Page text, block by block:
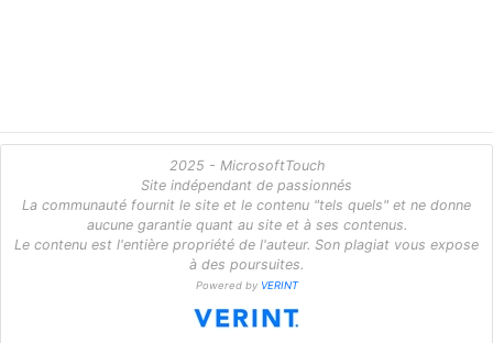
2025 - MicrosoftTouch
Site indépendant de passionnés
La communauté fournit le site et le contenu "tels quels" et ne donne
aucune garantie quant au site et à ses contenus.
Le contenu est l'entière propriété de l'auteur. Son plagiat vous expose
à des poursuites.
Powered by VERINT